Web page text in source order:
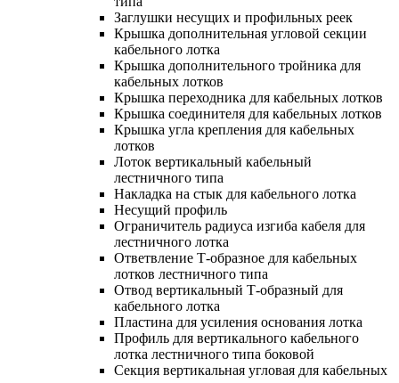
Заглушки несущих и профильных реек
Крышка дополнительная угловой секции
кабельного лотка
Крышка дополнительного тройника для
кабельных лотков
Крышка переходника для кабельных лотков
Крышка соединителя для кабельных лотков
Крышка угла крепления для кабельных
лотков
Лоток вертикальный кабельный
лестничного типа
Накладка на стык для кабельного лотка
Несущий профиль
Ограничитель радиуса изгиба кабеля для
лестничного лотка
Ответвление Т-образное для кабельных
лотков лестничного типа
Отвод вертикальный Т-образный для
кабельного лотка
Пластина для усиления основания лотка
Профиль для вертикального кабельного
лотка лестничного типа боковой
Секция вертикальная угловая для кабельных